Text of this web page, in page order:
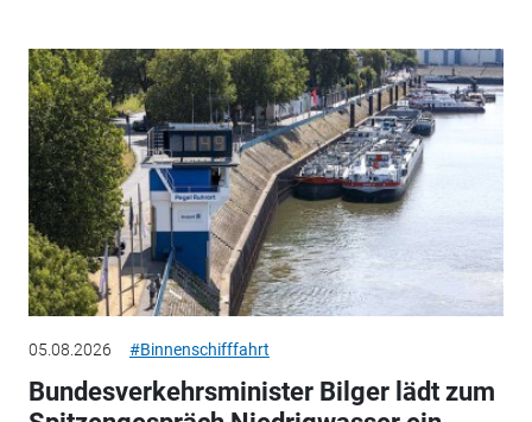
05.08.2026 #Binnenschifffahrt
Bundesverkehrsminister Bilger lädt zum